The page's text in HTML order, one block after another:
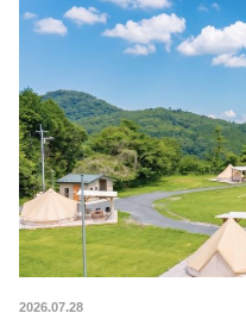
2026.07.28